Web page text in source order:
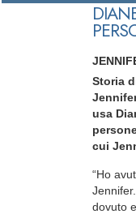
Storia
usa
cui
“Ho
dovuto